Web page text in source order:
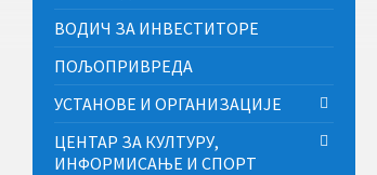
ВОДИЧ ЗА ИНВЕСТИТОРЕ
ПОЉОПРИВРЕДА
УСТАНОВЕ И ОРГАНИЗАЦИЈЕ
ЦЕНТАР ЗА КУЛТУРУ,
ИНФОРМИСАЊЕ И СПОРТ